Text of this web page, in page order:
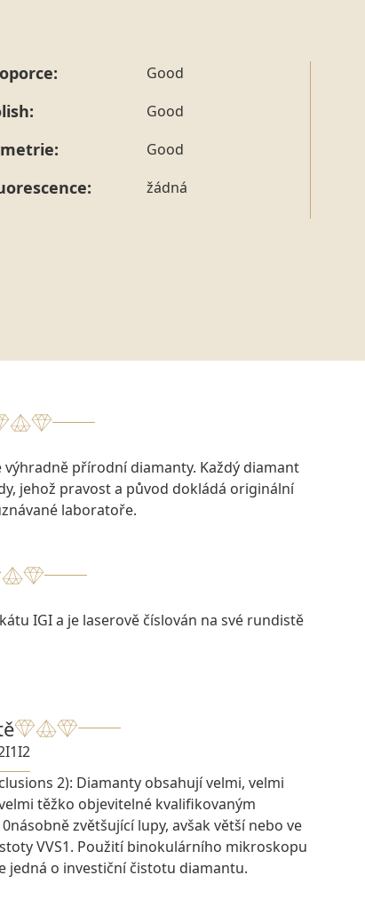
Good
Good
Good
žádná
výhradně přírodní diamanty. Každý diamant
jehož pravost a původ dokládá originální
laboratoře.
IGI a je laserově číslován na své rundistě
I1I2
2): Diamanty obsahují velmi, velmi
těžko objevitelné kvalifikovaným
zvětšující lupy, avšak větší nebo ve
VVS1. Použití binokulárního mikroskopu
jedná o investiční čistotu diamantu.